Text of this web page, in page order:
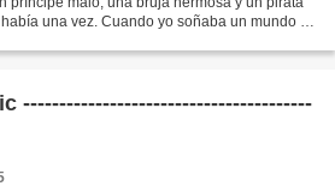
una vez. Cuando yo soñaba un mundo al
----------------------------------------